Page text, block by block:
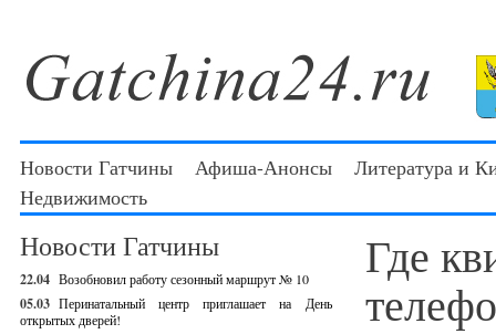
Новости Гатчины Афиша-Анонсы
Литература и
Недвижимость
Новости Гатчины
22.04 Возобновил работу сезонный маршрут № 10
05.03 Перинатальный центр приглашает на День
открытых дверей!
Где